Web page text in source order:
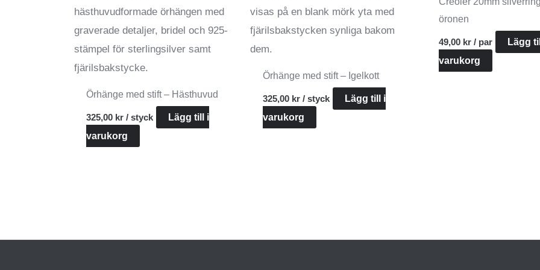
Örhänge med stift – Hästhuvud
325,00 kr / styck
Lägg till i
varukorg
Örhänge med stift – Igelkott
325,00 kr/ styck
Lägg till i
varukorg
öronen
49,00 kr/ par
Lägg
varukorg